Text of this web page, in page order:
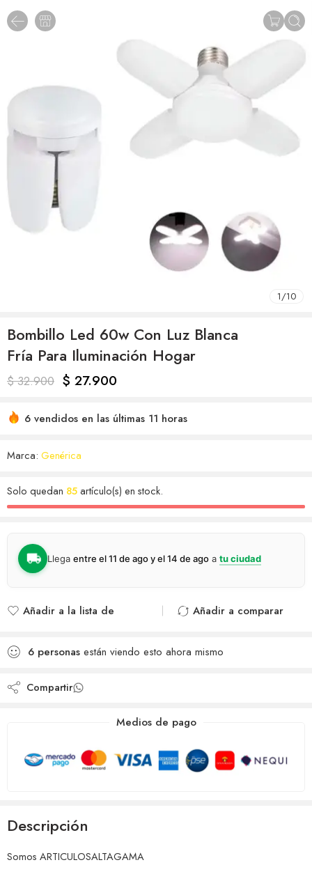
1/10
Bombillo Led 60w Con Luz Blanca
Fría Para Iluminación Hogar
$32.900 $ 27.900
6 vendidos en las últimas 11 horas
Marca: Genérica
Solo quedan 85artículo(s) en stock.
Llega entre el 11 de ago y el 14 de ago a tu ciudad
Añadir a la lista de
Añadido a la lista de
deseos
Añadir a comparar
6 personas están viendo esto ahora mismo
Compartir
Medios de pago
Descripción
Somos ARTICULOSALTAGAMA